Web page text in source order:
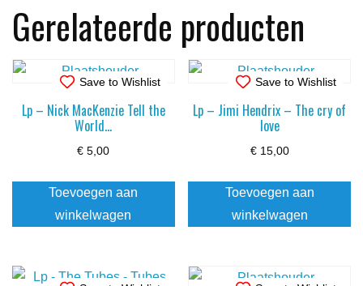
Gerelateerde producten
Save to Wishlist
Lp – Nick MacKenzie Tell the
World…
€ 5,00
Toevoegen aan
winkelwagen
Save to Wishlist
Lp – Jimi Hendrix – The cry of
love
€15,00
Toevoegen aan
winkelwagen